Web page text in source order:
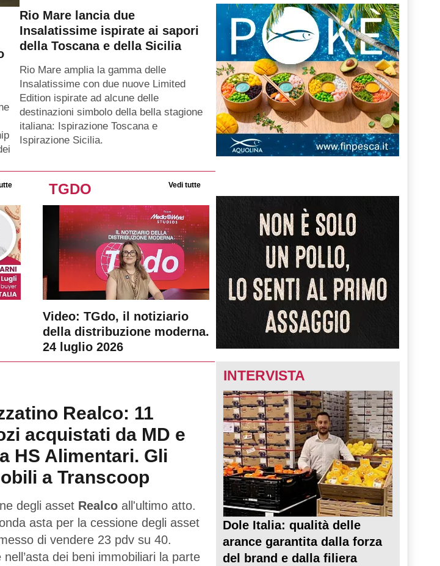
Rio Mare lancia due
Insalatissime ispirate ai sapori
della Toscana e della Sicilia
Rio Mare amplia la gamma delle
Insalatissime con due nuove Limited
Edition ispirate ad alcune delle
destinazioni simbolo della bella stagione
italiana: Ispirazione Toscana e
Ispirazione Sicilia.
TGDO Vedi tutte
Video: TGdo, il notiziario
della distribuzione moderna.
24 luglio 2026
Realco: 11
acquistati da MD e
HS Alimentari. Gli
a Transcoop
degli asset Realco all'ultimo atto.
asta per la cessione degli asset
di vendere 23 pdv su 40.
nell’asta dei beni immobiliari la parte
INTERVISTA
Dole Italia: qualità delle
arance garantita dalla forza
del brand e dalla filiera